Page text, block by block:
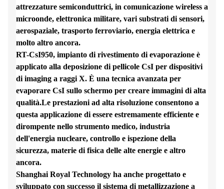
attrezzature semiconduttrici, in comunicazione wireless a
microonde, elettronica militare, vari substrati di sensori,
aerospaziale, trasporto ferroviario, energia elettrica e
molto altro ancora.
RT-CsI950, impianto di rivestimento di evaporazione è
applicato alla deposizione di pellicole CsI per dispositivi
di imaging a raggi X. È una tecnica avanzata per
evaporare CsI sullo schermo per creare immagini di alta
qualità.Le prestazioni ad alta risoluzione consentono a
questa applicazione di essere estremamente efficiente e
dirompente nello strumento medico, industria
dell'energia nucleare, controllo e ispezione della
sicurezza, materie di fisica delle alte energie e altro
ancora.
Shanghai Royal Technology ha anche progettato e
sviluppato con successo il sistema di metallizzazione a